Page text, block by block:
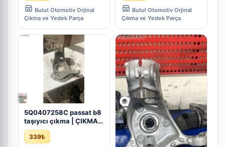
Bulut Otomotiv Orjinal
Çıkma ve Yedek Parça
Bulut Otomotiv Orjinal
Çıkma ve Yedek Parça
5Q0407258C passat b8
taşıyıcı çıkma | ÇIKMA
PARÇA
339₺